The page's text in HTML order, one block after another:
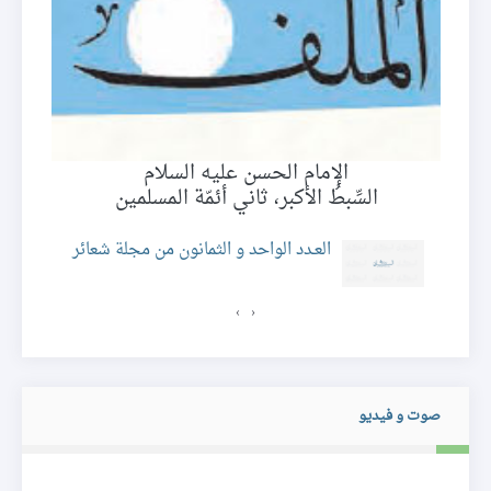
الإمام الحسن عليه السلام
السِّبطُ الأكبر، ثاني أئمّة المسلمين
العـدد الواحد و الثمانون من مجلة شعائر
‹
›
صوت و فيديو